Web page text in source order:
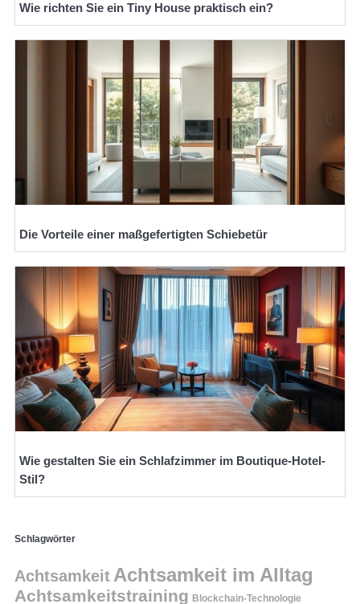
Wie richten Sie ein Tiny House praktisch ein?
Die Vorteile einer maßgefertigten Schiebetür
Wie gestalten Sie ein Schlafzimmer im Boutique-Hotel-
Stil?
Schlagwörter
Achtsamkeit Achtsamkeit im Alltag
Achtsamkeitstraining Blockchain-Technologie